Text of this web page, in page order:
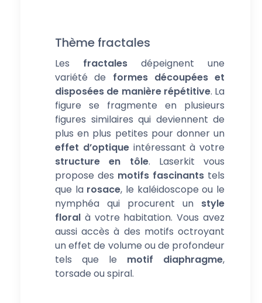
Thème fractales
Les fractales dépeignent une
variété de formes découpées et
disposées de manière répétitive. La
figure se fragmente en plusieurs
figures similaires qui deviennent de
plus en plus petites pour donner un
effet d’optiqueintéressant à votre
structure en tôle. Laserkit vous
propose des motifs fascinants tels
que la rosace, le kaléidoscope ou le
nymphéa qui procurent un style
floral à votre habitation. Vous avez
aussi accès à des motifs octroyant
un effet de volume ou de profondeur
tels que le motif diaphragme,
torsade ou spiral.